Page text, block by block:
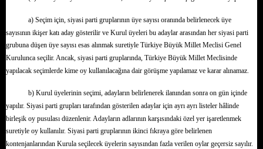
a) Seçim için, siyasi parti gruplarının üye sayısı oranında belirlenecek üye
sayısının ikişer katı aday gösterilir ve Kurul üyeleri bu adaylar arasından her siyasi parti
grubuna düşen üye sayısı esas alınmak suretiyle Türkiye Büyük Millet Meclisi Genel
Kurulunca seçilir. Ancak, siyasi parti gruplarında, Türkiye Büyük Millet Meclisinde
yapılacak seçimlerde kime oy kullanılacağına dair görüşme yapılamaz ve karar alınamaz.
b) Kurul üyelerinin seçimi, adayların belirlenerek ilanından sonra on gün içinde
yapılır. Siyasi parti grupları tarafından gösterilen adaylar için ayrı ayrı listeler hâlinde
birleşik oy pusulası düzenlenir. Adayların adlarının karşısındaki özel yer işaretlenmek
suretiyle oy kullanılır. Siyasi parti gruplarının ikinci fıkraya göre belirlenen
kontenjanlarından Kurula seçilecek üyelerin sayısından fazla verilen oylar geçersiz sayılır.